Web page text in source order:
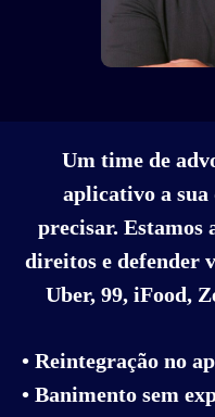
Um time de
aplicativo a sua
precisar. Estamos
direitos e defender
Uber, 99, iFood,
• Reintegração no
• Banimento sem